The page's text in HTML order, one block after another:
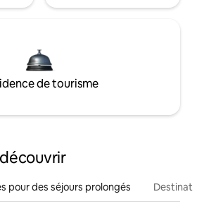
de tourisme
pour des séjours prolongés